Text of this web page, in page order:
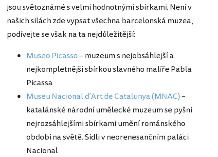
jsou světoznámé s velmi hodnotnými sbírkami. Není v
našich silách zde vypsat všechna barcelonská muzea,
podívejte se však na ta nejdůležitější:
Museo Picasso– muzeum s nejobsáhlejší a
nejkompletnější sbírkou slavného malíře Pabla
Picassa
Museu Nacional d’Art de Catalunya (MNAC)–
katalánské národní umělecké muzeum se pyšní
nejrozsáhlejšími sbírkami umění románského
období na světě. Sídli v neorenesančním paláci
Nacional